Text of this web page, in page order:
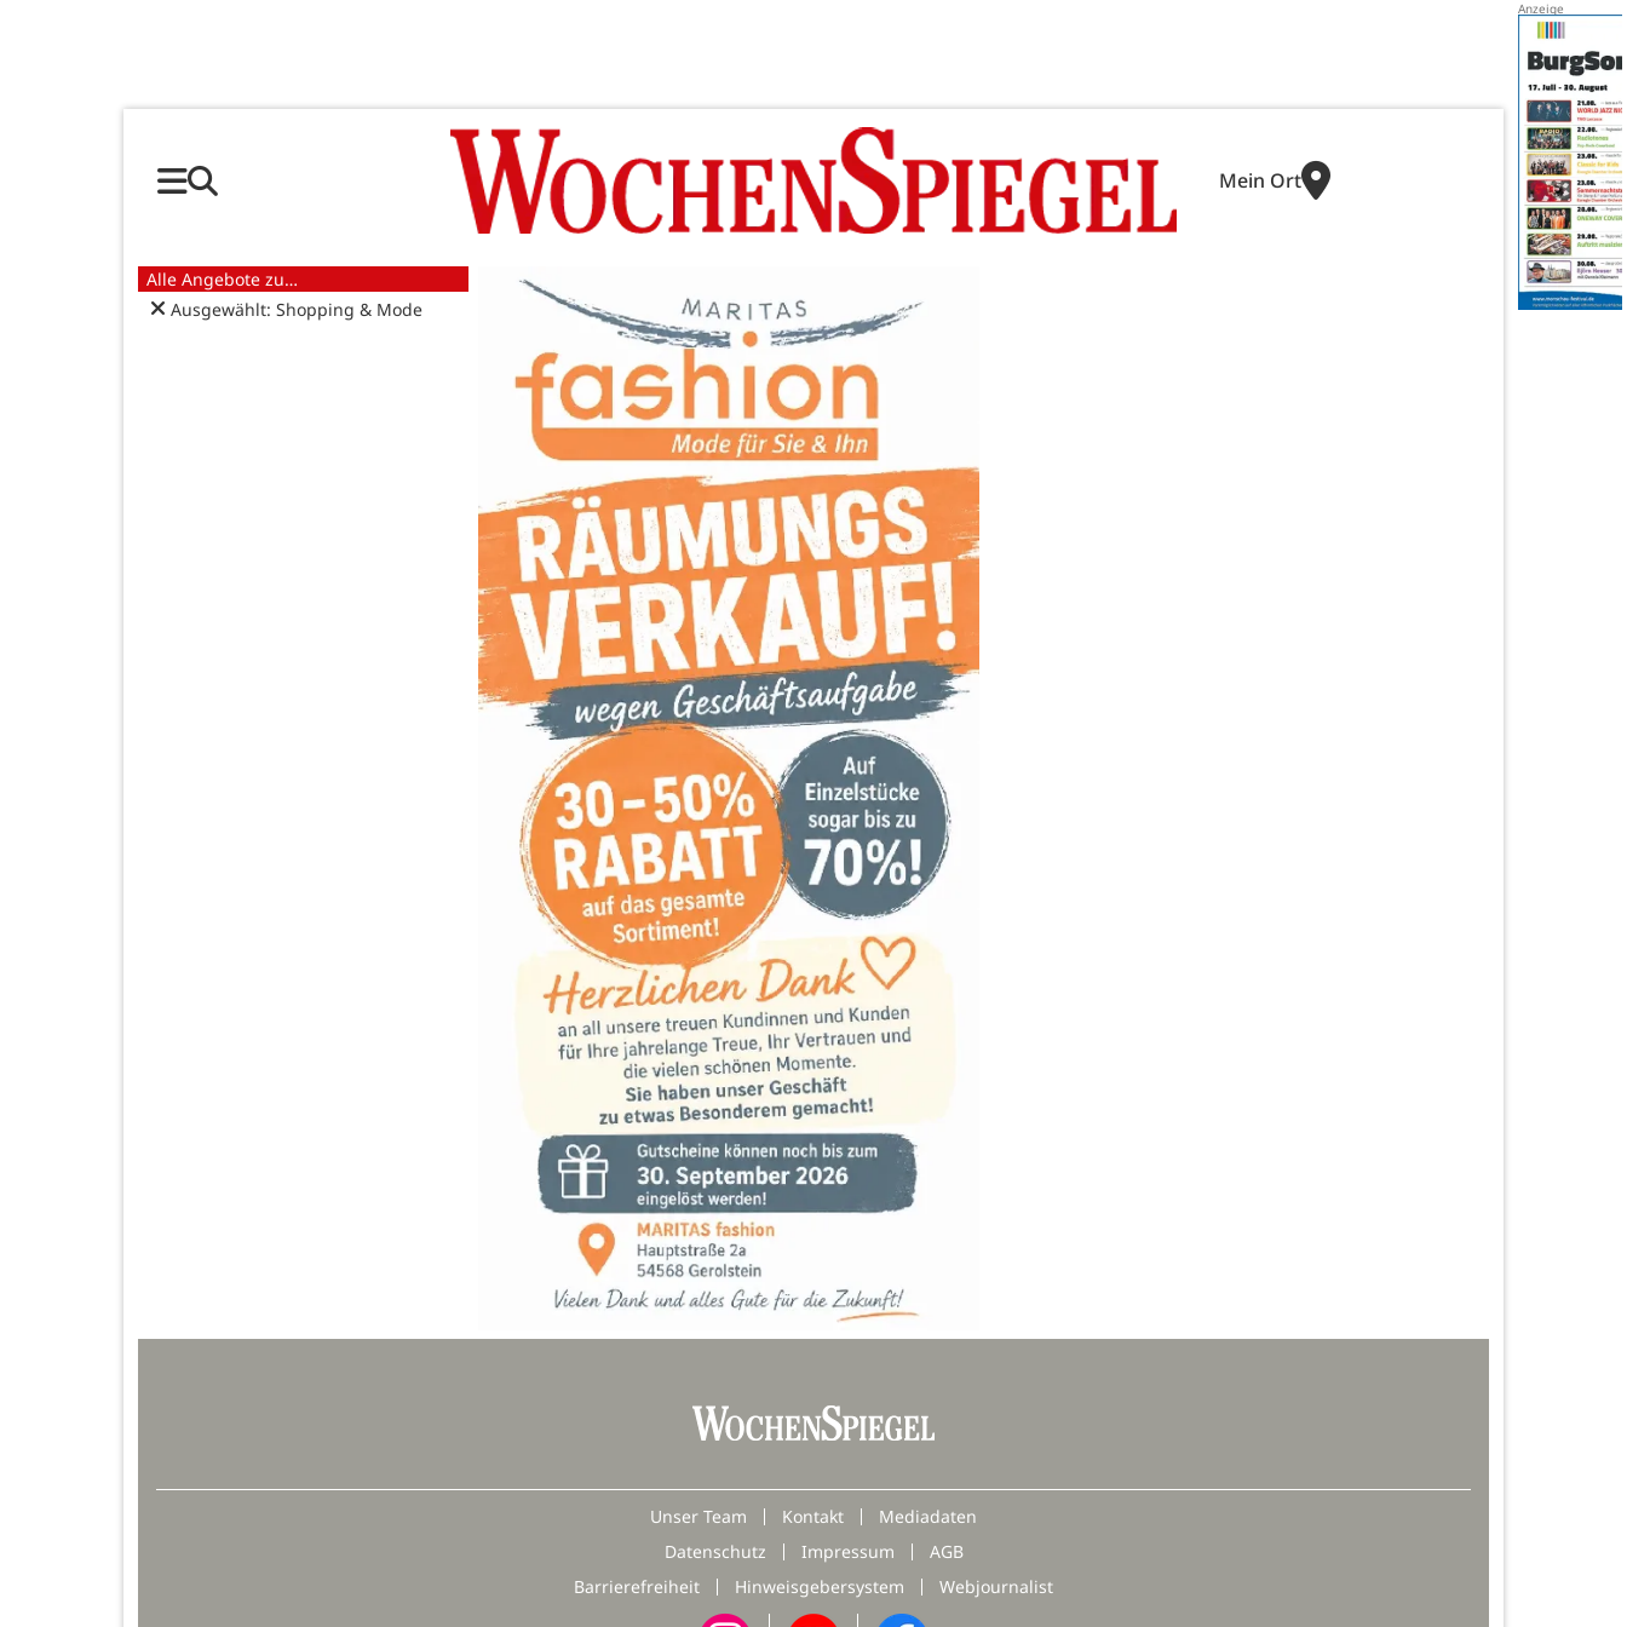
Mein Ort
Alle Angebote zu…
Ausgewählt: Shopping & Mode
Unser Team Kontakt
Mediadaten
Datenschutz
Impressum
AGB
Barrierefreiheit
Hinweisgebersystem Webjournalist